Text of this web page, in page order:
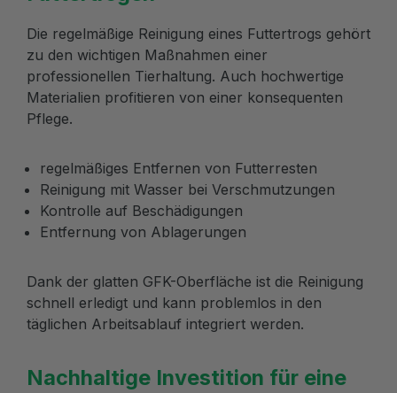
Die regelmäßige Reinigung eines Futtertrogs gehört
zu den wichtigen Maßnahmen einer
professionellen Tierhaltung. Auch hochwertige
Materialien profitieren von einer konsequenten
Pflege.
regelmäßiges Entfernen von Futterresten
Reinigung mit Wasser bei Verschmutzungen
Kontrolle auf Beschädigungen
Entfernung von Ablagerungen
Dank der glatten GFK-Oberfläche ist die Reinigung
schnell erledigt und kann problemlos in den
täglichen Arbeitsablauf integriert werden.
Nachhaltige Investition für eine